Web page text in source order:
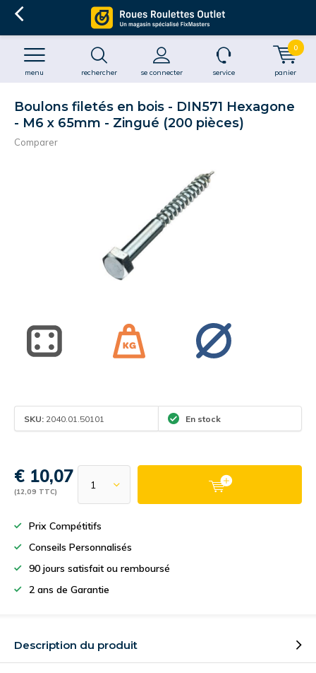
rechercher se connecter
menu service panier
0
Boulons filetés en bois - DIN571 Hexagone
- M6 x 65mm - Zingué (200 pièces)
Comparer
SKU: 2040.01.50101 En stock
€ 10,07
(12,09 TTC)
Prix Compétitifs
Conseils Personnalisés
90 jours satisfait ou remboursé
2 ans de Garantie
Description du produit